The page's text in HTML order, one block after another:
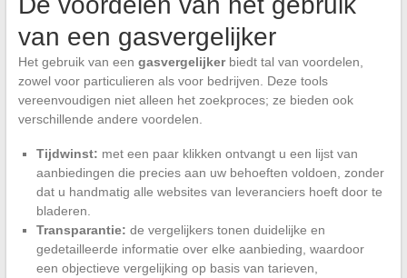
van een gasvergelijker
Het gebruik van een gasvergelijkerbiedt tal van voordelen,
zowel voor particulieren als voor bedrijven. Deze tools
vereenvoudigen niet alleen het zoekproces; ze bieden ook
verschillende andere voordelen.
Tijdwinst: met een paar klikken ontvangt u een lijst van
aanbiedingen die precies aan uw behoeften voldoen, zonder
dat u handmatig alle websites van leveranciers hoeft door te
bladeren.
Transparantie: de vergelijkers tonen duidelijke en
gedetailleerde informatie over elke aanbieding, waardoor
een objectieve vergelijking op basis van tarieven,